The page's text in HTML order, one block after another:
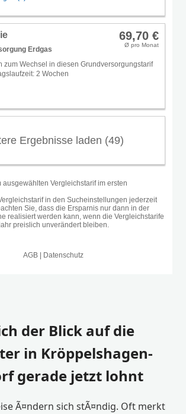
der Blick auf die
in Kröppelshagen-
gerade jetzt lohnt
Ã¤ndern sich stÃ¤ndig. Oft merkt